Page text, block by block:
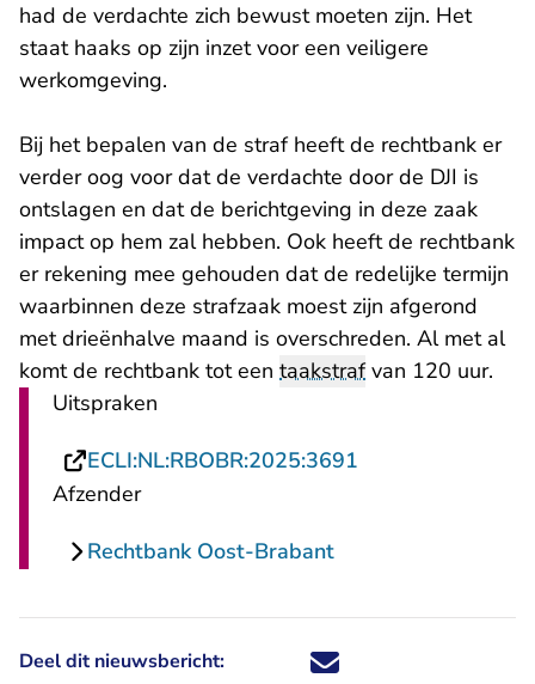
had de verdachte zich bewust moeten zijn. Het
staat haaks op zijn inzet voor een veiligere
werkomgeving.
Bij het bepalen van de straf heeft de rechtbank er
verder oog voor dat de verdachte door de DJI is
ontslagen en dat de berichtgeving in deze zaak
impact op hem zal hebben. Ook heeft de rechtbank
er rekening mee gehouden dat de redelijke termijn
waarbinnen deze strafzaak moest zijn afgerond
met drieënhalve maand is overschreden. Al met al
komt de rechtbank tot een taakstrafvan 120 uur.
Uitspraken
ECLI:NL:RBOBR:2025:3691
Afzender
Rechtbank Oost-Brabant
Deel dit nieuwsbericht: Deel dit nieuwsbericht via X -
Deel dit nieuwsbericht via
Deel dit nieuwsbericht
Deel dit